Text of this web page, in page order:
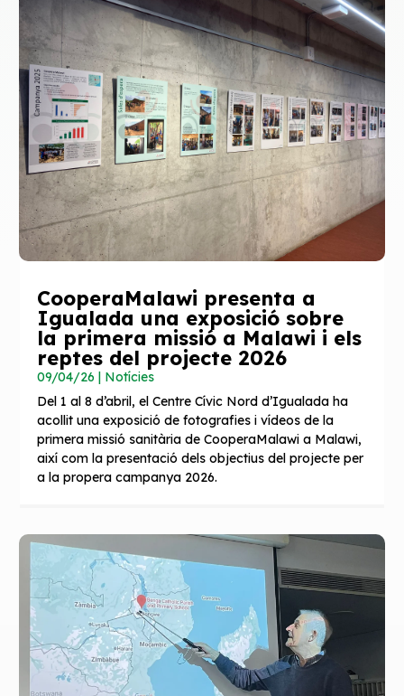
CooperaMalawi presenta a
Igualada una exposició sobre
la primera missió a Malawi i els
reptes del projecte 2026
09/04/26| Notícies
Del 1 al 8 d’abril, el Centre Cívic Nord d’Igualada ha
acollit una exposició de fotografies i vídeos de la
primera missió sanitària de CooperaMalawi a Malawi,
així com la presentació dels objectius del projecte per
a la propera campanya 2026.